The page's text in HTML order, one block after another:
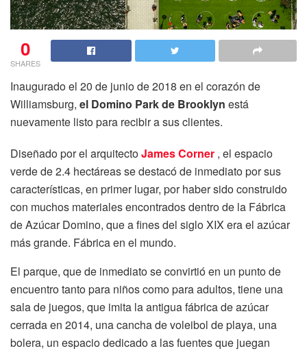
0
SHARES
Inaugurado el 20 de junio de 2018 en el corazón de
Williamsburg, el Domino Park de Brooklyn está
nuevamente listo para recibir a sus clientes.
Diseñado por el arquitectoJames Corner , el espacio
verde de 2.4 hectáreas se destacó de inmediato por sus
características, en primer lugar, por haber sido construido
con muchos materiales encontrados dentro de la Fábrica
de Azúcar Domino, que a fines del siglo XIX era el azúcar
más grande. Fábrica en el mundo.
El parque, que de inmediato se convirtió en un punto de
encuentro tanto para niños como para adultos, tiene una
sala de juegos, que imita la antigua fábrica de azúcar
cerrada en 2014, una cancha de voleibol de playa, una
bolera, un espacio dedicado a las fuentes que juegan